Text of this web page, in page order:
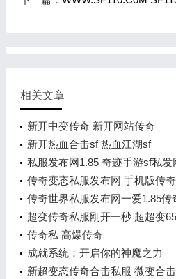
相关文章
新开中变传奇 新开网站传奇
新开热血合击sf 热血江湖sf
私服发布网1.85 奇迹手游sf私发
传奇变态私服发布网 手机版传
传奇世界私服发布网一爱1.85传
1.80新服网
超变传奇私服刚开一秒 超超变
传奇私 高爆传奇
成就系统：开启你的神魔之力
新超变态传奇合击私服 微变合